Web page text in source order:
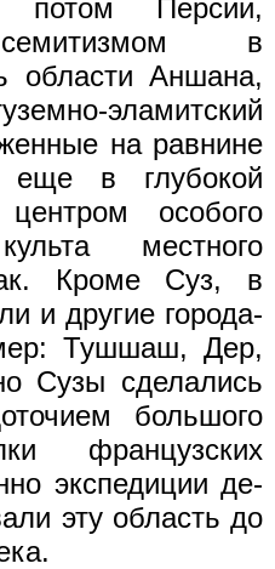
потом Персии,
в
области Аншана,
эламитский
на равнине
в глубокой
особого
местного
Кроме Суз, в
и другие города-
Тушшаш, Дер,
Сузы сделались
большого
французских
экспедиции де-
эту область до